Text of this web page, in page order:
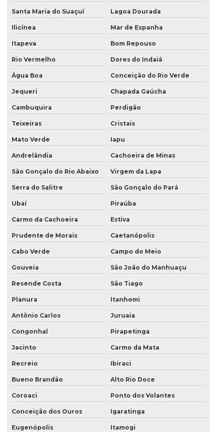
Santa Maria do Suaçuí Lagoa Dourada
Ilicínea Mar de Espanha
Itapeva Bom Repouso
Rio Vermelho Dores do Indaiá
Água Boa Conceição do Rio Verde
Jequeri Chapada Gaúcha
Cambuquira Perdigão
Teixeiras Cristais
Mato Verde Iapu
Andrelândia Cachoeira de Minas
São Gonçalo do Rio Abaixo Virgem da Lapa
Serra do Salitre São Gonçalo do Pará
Ubaí Piraúba
Carmo da Cachoeira Estiva
Prudente de Morais Caetanópolis
Cabo Verde Campo do Meio
Gouveia São João do Manhuaçu
Resende Costa São Tiago
Planura Itanhomi
Antônio Carlos Juruaia
Congonhal Pirapetinga
Jacinto Carmo da Mata
Recreio Ibiraci
Bueno Brandão Alto Rio Doce
Coroaci Ponto dos Volantes
Conceição dos Ouros Igaratinga
Eugenópolis Itamogi